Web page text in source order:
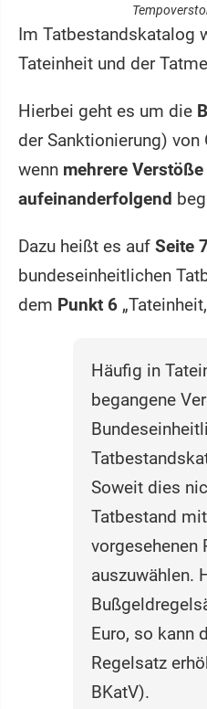
Im Tatbestandskatalog
Tateinheit und der
Hierbei geht es um die
der Sanktionierung)
wenn mehrere
aufeinanderfolgend
Dazu heißt es auf Seite 7
bundeseinheitlichen
dem Punkt 6
Häufig in
begangene
Soweit dies
Tatbestand
vorgesehenen
auszuwählen.
Euro, so kann
Regelsatz
BKatV).